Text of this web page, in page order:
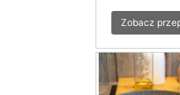
Zobacz